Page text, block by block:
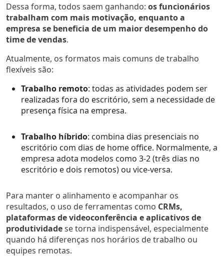
Dessa forma, todos saem ganhando: os funcionários
trabalham com mais motivação, enquanto a
empresa se beneficia de um maior desempenho do
time de vendas.
Atualmente, os formatos mais comuns de trabalho
flexíveis são:
Trabalho remoto: todas as atividades podem ser
realizadas fora do escritório, sem a necessidade de
presença física na empresa.
Trabalho híbrido: combina dias presenciais no
escritório com dias de home office. Normalmente, a
empresa adota modelos como 3-2 (três dias no
escritório e dois remotos) ou vice-versa.
Para manter o alinhamento e acompanhar os
resultados, o uso de ferramentas como CRMs,
plataformas de videoconferência e aplicativos de
produtividadese torna indispensável, especialmente
quando há diferenças nos horários de trabalho ou
equipes remotas.